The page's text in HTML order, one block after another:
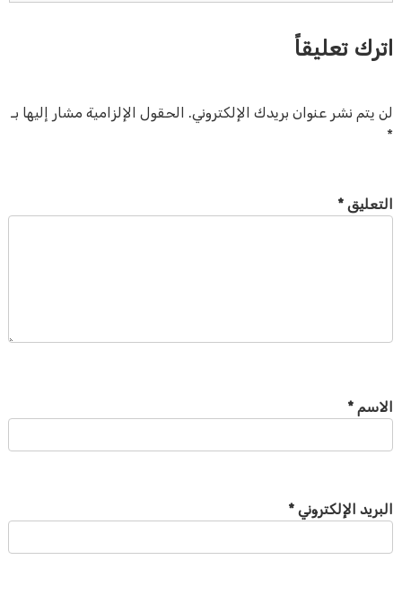
اترك تعليقاً
لن يتم نشر عنوان بريدك الإلكتروني. الحقول الإلزامية مشار إليها بـ
*
التعليق *
الاسم *
البريد الإلكتروني *